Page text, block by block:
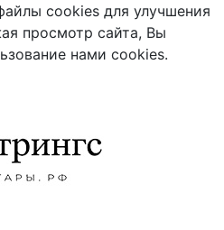
cookies для улучшения
просмотр сайта, Вы
нами cookies.